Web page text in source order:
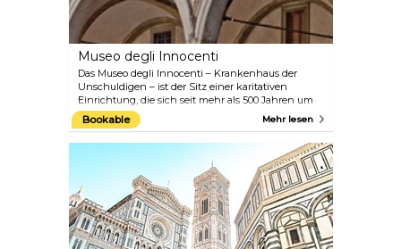
Museo degli Innocenti
Das Museo degli Innocenti – Krankenhaus der
Unschuldigen – ist der Sitz einer karitativen
Einrichtung, die sich seit mehr als 500 Jahren um
Kinder und Säuglinge kümmert. Das Gebäude
beherbergt eine Galerie und ein Museum, in dem
berühmte Gemälde italienischer Künstler
ausgestellt sind, wie die „Madonna mit Kind“ von
Botticelli und die „Anbetung der Könige“ von
Ghirlandaio. Auch das Gebäude selbst, das von
Filippo Brunelleschi entworfen wurde, ist ein
Meisterwerk der Renaissance-Architektur.
Bookable Mehr lesen